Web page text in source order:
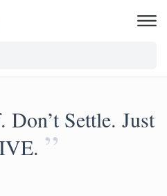
Don’t Settle. Just
”